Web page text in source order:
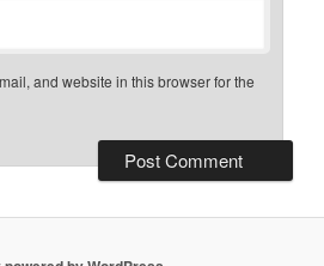
and website in this browser for the